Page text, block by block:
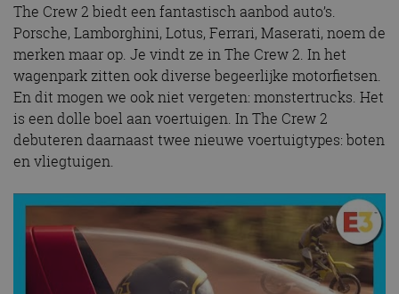
The Crew 2 biedt een fantastisch aanbod auto’s.
Porsche, Lamborghini, Lotus, Ferrari, Maserati, noem de
merken maar op. Je vindt ze in The Crew 2. In het
wagenpark zitten ook diverse begeerlijke motorfietsen.
En dit mogen we ook niet vergeten: monstertrucks. Het
is een dolle boel aan voertuigen. In The Crew 2
debuteren daarnaast twee nieuwe voertuigtypes: boten
en vliegtuigen.